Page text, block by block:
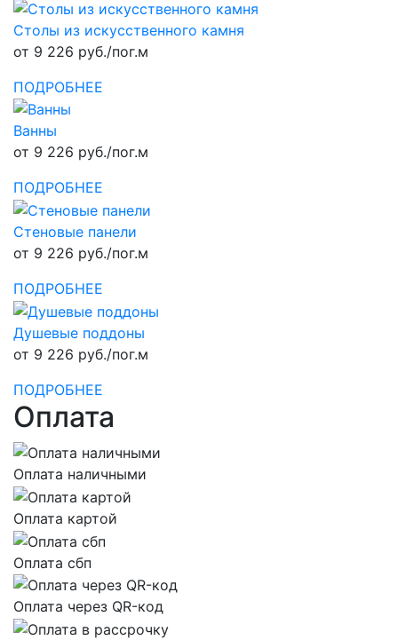
Столы из искусственного камня
от 9 226 руб./пог.м
ПОДРОБНЕЕ
Ванны
от 9 226 руб./пог.м
ПОДРОБНЕЕ
Стеновые панели
от 9 226 руб./пог.м
ПОДРОБНЕЕ
Душевые поддоны
от 9 226 руб./пог.м
ПОДРОБНЕЕ
Оплата
Оплата наличными
Оплата картой
Оплата сбп
Оплата через QR-код